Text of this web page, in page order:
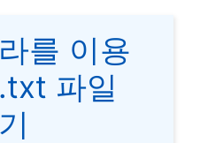
를 이용
파일